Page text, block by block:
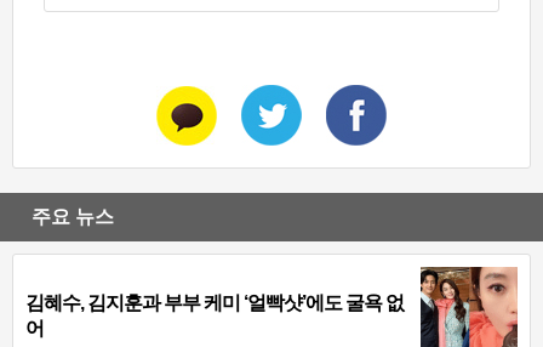
주요 뉴스
김혜수, 김지훈과 부부 케미 ‘얼빡샷’에도 굴욕 없
어